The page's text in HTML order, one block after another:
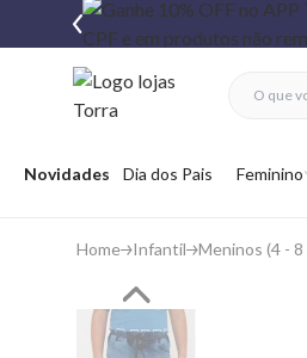
Abrir menu
Novidades Dia dos Pais Feminino
fechar menu
fechar menu
favoritos
Home Infantil Meninos (4 - 8